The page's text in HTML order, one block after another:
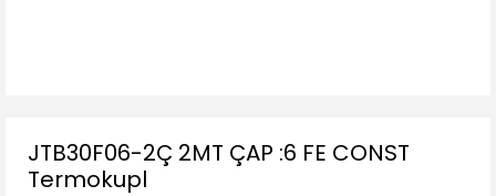
JTB30F06-2Ç 2MT ÇAP :6 FE CONST
Termokupl